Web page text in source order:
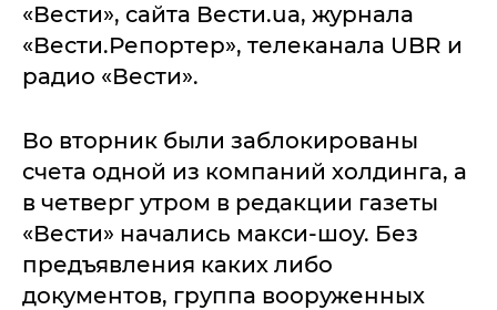
«Вести», сайта Вести.ua, журнала
«Вести.Репортер», телеканала UBR и
радио «Вести».
Во вторник были заблокированы
счета одной из компаний холдинга, а
в четверг утром в редакции газеты
«Вести» начались макси-шоу. Без
предъявления каких либо
документов, группа вооруженных